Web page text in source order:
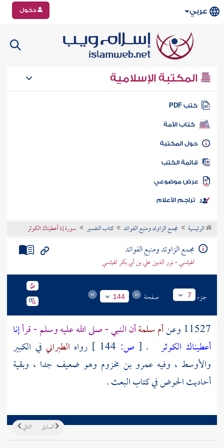
عربي دخول
المكتبة الإسلامية
كتب PDF
كتاب الأمة
المكتبة
الكتب
موضوعي
تراجم الأعلام
الرئيسية مجمع الزاوئد ومنبع الفوائد كتاب التفسير سورة إنا أعطيناك الكوثر
مجمع الزاوئد ومنبع الفوائد
الهيثمي - نور الدين علي بن أبي بكر الهيثمي
جزء 7 صفحة 144
11527 وعن أم سلمةأن النبي - صلى الله عليه وسلم - قرأإنا
أعطيناك الكوثر
.
[ ص: رواه الطبراني في الكبير
والأوسط ، وفيهعمرو بن مخزوم وهو ضعيف جدا ، وبقية
أحاديث الحوض في كتاب البعث .
التالي السابق